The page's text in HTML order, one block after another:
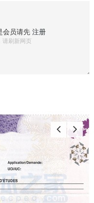
会员请先 注册
请刷新网页